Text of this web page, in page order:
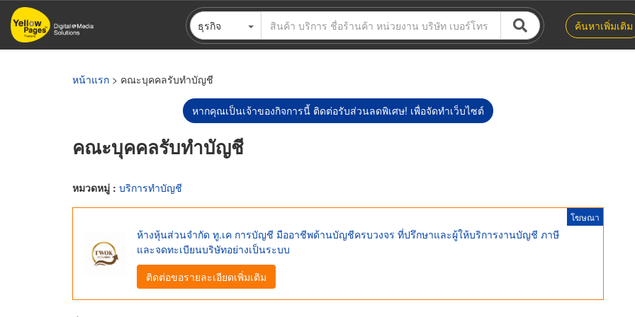
ข้าม
ไป
ธุรกิจ ค้นหาเพิ่มเติม
หน้าแรก > คณะบุคคลรับทำบัญชี
หากคุณเป็นเจ้าของกิจการนี้ ติดต่อรับส่วนลดพิเศษ! เพื่อจัดทำเว็บไซต์
คณะบุคคลรับทำบัญชี
หมวดหมู่ : บริการทำบัญชี
โฆษณา
ห้างหุ้นส่วนจำกัด ทู.เค การบัญชี มืออาชีพด้านบัญชีครบวงจร ที่ปรึกษาและผู้ให้บริการงานบัญชี ภาษี
และจดทะเบียนบริษัทอย่างเป็นระบบ
ติดต่อขอรายละเอียดเพิ่มเติม